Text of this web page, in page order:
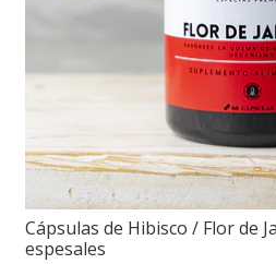
Cápsulas de Hibisco / Flor de
espesales